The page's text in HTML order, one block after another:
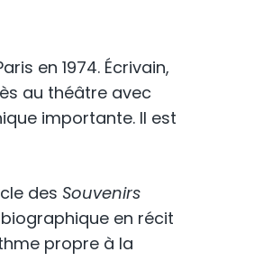
en 1974. Écrivain,
au théâtre avec
importante. Il est
des Souvenirs
en récit
propre à la